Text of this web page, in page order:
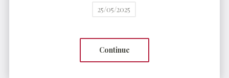
25/05/2025
Continue